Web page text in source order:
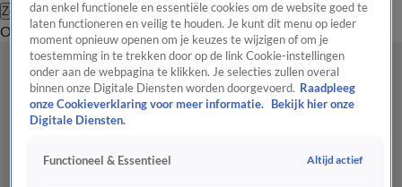
Zoeken
OverzichtRegioUitzendingenWeerTip de redactiePanelVideo's
dan enkel functionele en essentiële cookies om de website goed te
laten functioneren en veilig te houden. Je kunt dit menu op ieder
moment opnieuw openen om je keuzes te wijzigen of om je
toestemming in te trekken door op de link Cookie-instellingen
onder aan de webpagina te klikken. Je selecties zullen overal
binnen onze Digitale Diensten worden doorgevoerd. Raadpleeg
onze Cookieverklaring voor meer informatie.
Bekijk hier onze
Digitale Diensten.
Functioneel & Essentieel Altijd actief